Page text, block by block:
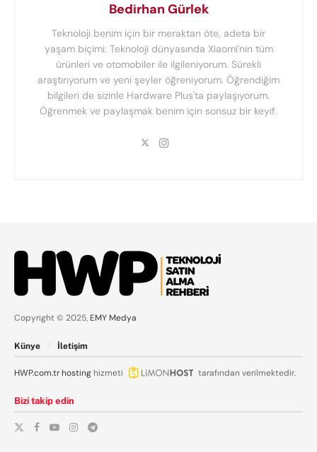
Bedirhan Gürlek
Teknoloji benim için bir meraktan öte, adeta bir
yaşam biçimi. Teknoloji dünyasında Xiaomi'nin tüm
ürünleri ve otomobiler ile ilgileniyorum. Sürekli
araştırıyorum ve yeni şeyler öğreniyorum. Öğrendiğim
bilgileri de sizinle Hardware Plus'ta paylaşıyorum.
Öğrenmek ve paylaşmak benim için sonsuz bir keyif.
Copyright © 2025, EMY Medya
Künye İletişim
HWP.com.trhosting hizmeti tarafından verilmektedir.
Bizi takip edin